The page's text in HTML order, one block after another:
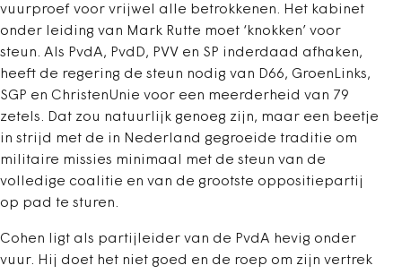
vuurproef voor vrijwel alle betrokkenen. Het kabinet
onder leiding van Mark Rutte moet ‘knokken’ voor
steun. Als PvdA, PvdD, PVV en SP inderdaad afhaken,
heeft de regering de steun nodig van D66, GroenLinks,
SGP en ChristenUnie voor een meerderheid van 79
zetels. Dat zou natuurlijk genoeg zijn, maar een beetje
in strijd met de in Nederland gegroeide traditie om
militaire missies minimaal met de steun van de
volledige coalitie en van de grootste oppositiepartij
op pad te sturen.
Cohen ligt als partijleider van de PvdA hevig onder
vuur. Hij doet het niet goed en de roep om zijn vertrek